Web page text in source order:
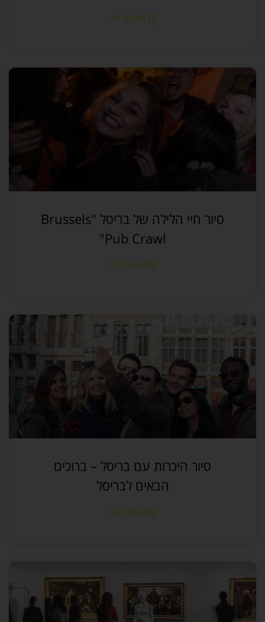
קרא עוד >>
סיור חיי הלילה של בריסל "Brussels
Pub Crawl"
קרא עוד >>
סיור היכרות עם בריסל – ברוכים
הבאים לבריסל
קרא עוד >>